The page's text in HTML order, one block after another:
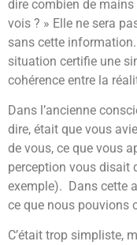
dire combien de
vois ? » Elle ne sera
sans cette
situation certifie une
cohérence entre la
Dans l’ancienne
dire, était que vous
de vous, ce que vous
perception vous disait
exemple). Dans cette
ce que nous pouvions
C’était trop simpliste,